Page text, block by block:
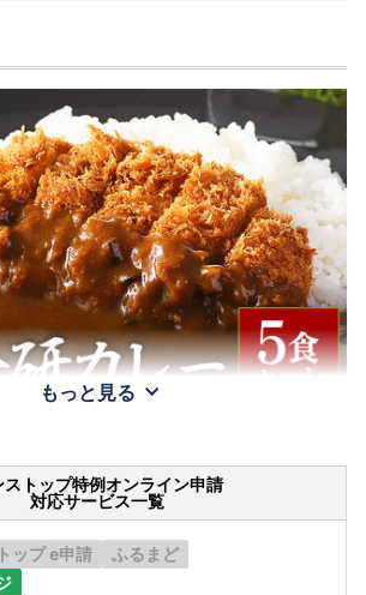
もっと見る
ストップ特例オンライン申請
対応サービス一覧
ップ e申請
ふるまど